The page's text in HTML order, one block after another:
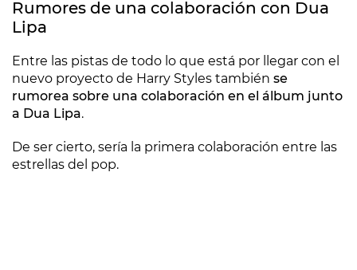
Rumores de una colaboración con Dua
Lipa
Entre las pistas de todo lo que está por llegar con el
nuevo proyecto de Harry Styles también se
rumorea sobre una colaboración en el álbum junto
a Dua Lipa.
De ser cierto, sería la primera colaboración entre las
estrellas del pop.